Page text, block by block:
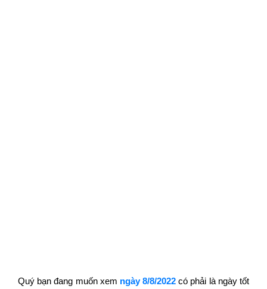
Quý bạn đang muốn xem ngày 8/8/2022 có phải là ngày tốt